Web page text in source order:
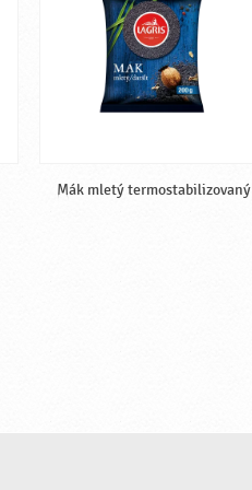
Mák mletý termostabilizovaný